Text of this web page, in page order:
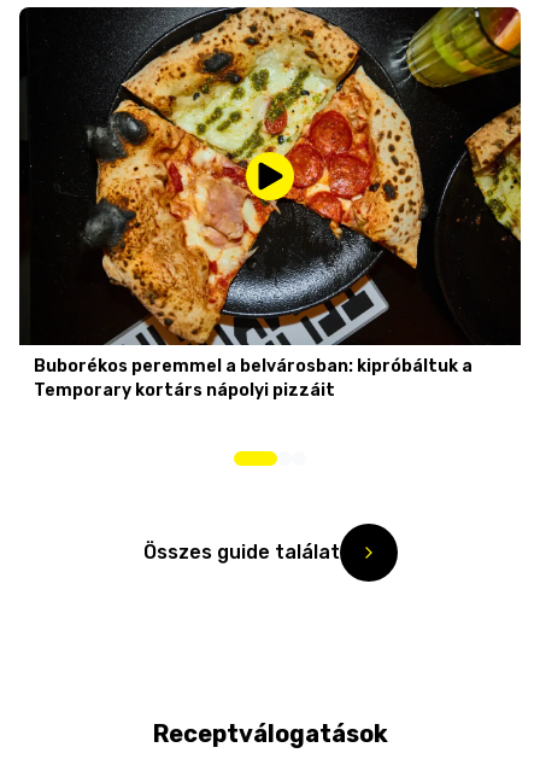
Buborékos peremmel a belvárosban: kipróbáltuk a
Temporary kortárs nápolyi pizzáit
Összes guide találat
Receptválogatások